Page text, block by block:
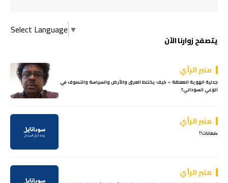
Select Language ▼
يتصفح زوارنا الآن
منبر الرأي
جدلية الهوية المعلقة – كيف يختلط العرق والأرض والسياسة والتصوف في
الوعي السوداني؟
منبر الرأي
ضمانات!!
منبر الرأي